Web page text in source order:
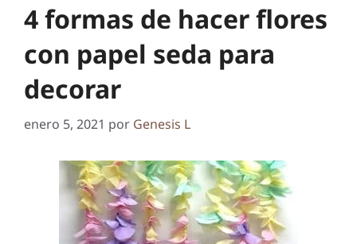
4 formas de hacer flores
con papel seda para
decorar
enero 5, 2021 por Genesis L